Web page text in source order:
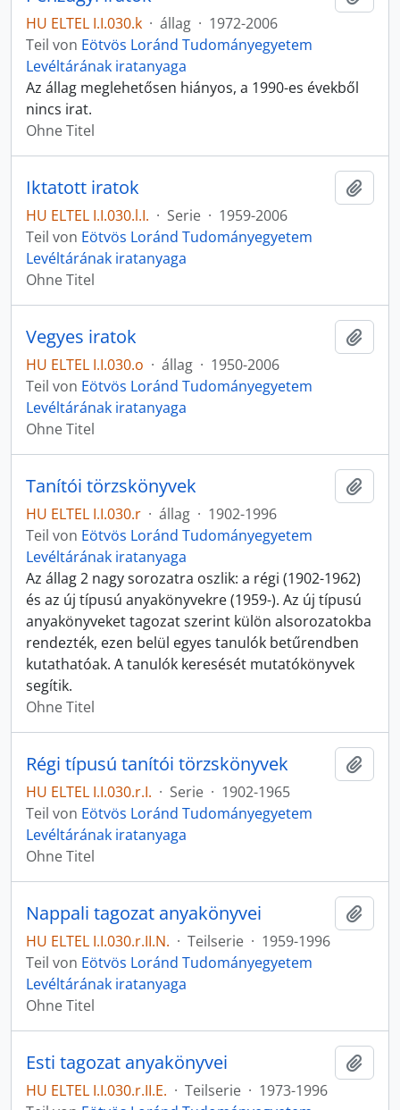
HU ELTEL I.I.030.k · állag · 1972-2006
Teil von Eötvös Loránd Tudományegyetem
Levéltárának iratanyaga
Az állag meglehetősen hiányos, a 1990-es évekből
nincs irat.
Ohne Titel
Iktatott iratok
HU ELTEL I.I.030.l.I. · Serie · 1959-2006
Teil von Eötvös Loránd Tudományegyetem
Levéltárának iratanyaga
Ohne Titel
Vegyes iratok
HU ELTEL I.I.030.o · állag · 1950-2006
Teil von Eötvös Loránd Tudományegyetem
Levéltárának iratanyaga
Ohne Titel
Tanítói törzskönyvek
HU ELTEL I.I.030.r · állag · 1902-1996
Teil von Eötvös Loránd Tudományegyetem
Levéltárának iratanyaga
Az állag 2 nagy sorozatra oszlik: a régi (1902-1962)
és az új típusú anyakönyvekre (1959-). Az új típusú
anyakönyveket tagozat szerint külön alsorozatokba
rendezték, ezen belül egyes tanulók betűrendben
kutathatóak. A tanulók keresését mutatókönyvek
segítik.
Ohne Titel
Régi típusú tanítói törzskönyvek
HU ELTEL I.I.030.r.I. · Serie · 1902-1965
Teil von Eötvös Loránd Tudományegyetem
Levéltárának iratanyaga
Ohne Titel
Nappali tagozat anyakönyvei
HU ELTEL I.I.030.r.II.N. · Teilserie · 1959-1996
Teil von Eötvös Loránd Tudományegyetem
Levéltárának iratanyaga
Ohne Titel
Esti tagozat anyakönyvei
HU ELTEL I.I.030.r.II.E. · Teilserie · 1973-1996